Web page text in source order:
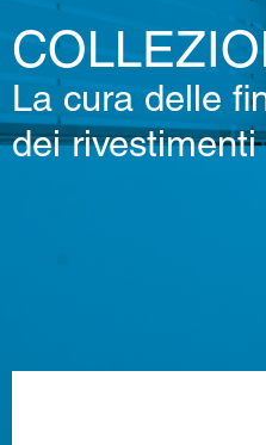
La cura delle
dei rivestimenti